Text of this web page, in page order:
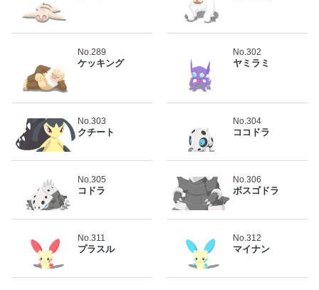
No.289
ケッキング
No.302
ヤミラミ
No.303
クチート
No.304
ココドラ
No.305
コドラ
No.306
ボスゴドラ
No.311
プラスル
No.312
マイナン